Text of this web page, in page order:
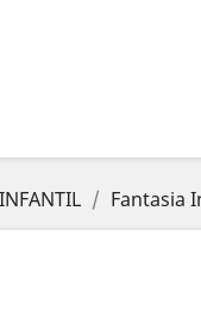
INFANTIL Fantasia